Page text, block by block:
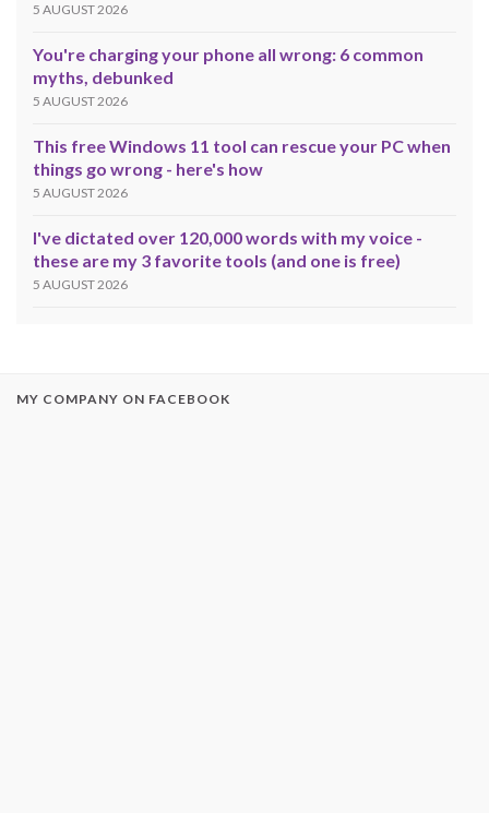
5 AUGUST 2026
You're charging your phone all wrong: 6 common
myths, debunked
5 AUGUST 2026
This free Windows 11 tool can rescue your PC when
things go wrong - here's how
5 AUGUST 2026
I've dictated over 120,000 words with my voice -
these are my 3 favorite tools (and one is free)
5 AUGUST 2026
MY COMPANY ON FACEBOOK